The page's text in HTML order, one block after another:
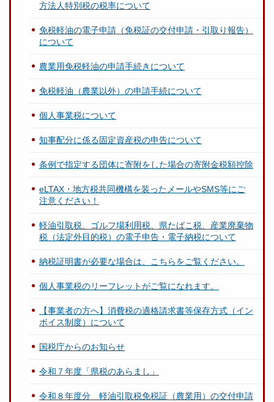
方法人特別税の税率について
免税軽油の電子申請（免税証の交付申請・引取り報告）
について
農業用免税軽油の申請手続きについて
免税軽油（農業以外）の申請手続について
個人事業税について
知事配分に係る固定資産税の申告について
条例で指定する団体に寄附をした場合の寄附金税額控除
eLTAX・地方税共同機構を装ったメールやSMS等にご
注意ください！
軽油引取税、ゴルフ場利用税、県たばこ税、産業廃棄物
税（法定外目的税）の電子申告・電子納税について
納税証明書が必要な場合は、こちらをご覧ください。
個人事業税のリーフレットがご覧になれます。
【事業者の方へ】消費税の適格請求書等保存方式（イン
ボイス制度）について
国税庁からのお知らせ
令和７年度「県税のあらまし」
令和８年度分 軽油引取税免税証（農業用）の交付申請